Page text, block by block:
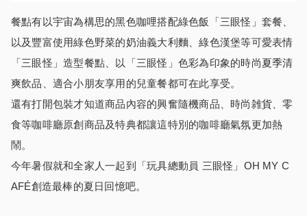
餐點有以宇宙為構思的黑色咖哩搭配綠色飯「三眼怪」套餐、
以及豐富使用綠色野菜的奶油義大利麵、綠色漢堡等可愛表情
「三眼怪」造型餐點、以「三眼怪」色彩為印象的時尚夏季清
爽飲品、適合小朋友享用的兒童餐都可在此享受。
還有打開包裝才知道商品內容的興奮隨機商品、時尚雑貨、零
食等咖啡廳原創商品及特典都讓這特別的咖啡廳氣氛更加熱
鬧。
今年暑假就和全家人一起到「玩具總動員 三眼怪」OH MY C
AFÉ創造最棒的夏日回憶吧。